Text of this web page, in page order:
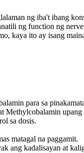
ng iba't ibang
ng function ng
kaya ito ay isang
para sa
sa dosis.
matagal na paggamit.
ang kadalisayan at